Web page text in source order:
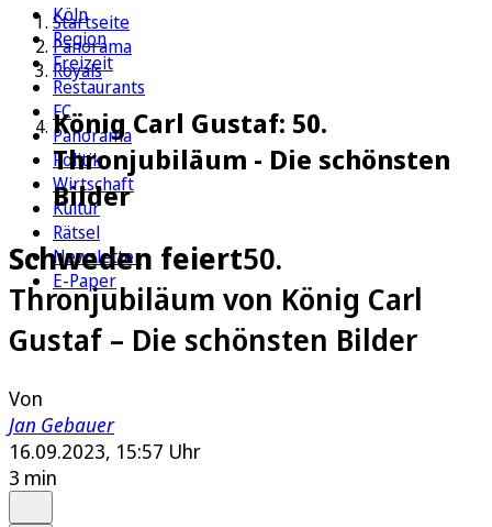
Köln
Region
Freizeit
Restaurants
FC
Panorama
Politik
Wirtschaft
Kultur
Rätsel
Newsletter
E-Paper
Startseite
Panorama
Royals
König Carl Gustaf: 50.
Thronjubiläum - Die schönsten
Bilder
Schweden feiert50.
Thronjubiläum von König Carl
Gustaf – Die schönsten Bilder
Von
Jan Gebauer
16.09.2023, 15:57 Uhr
3 min